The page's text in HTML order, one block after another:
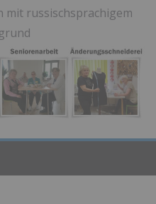
mit russischsprachigem